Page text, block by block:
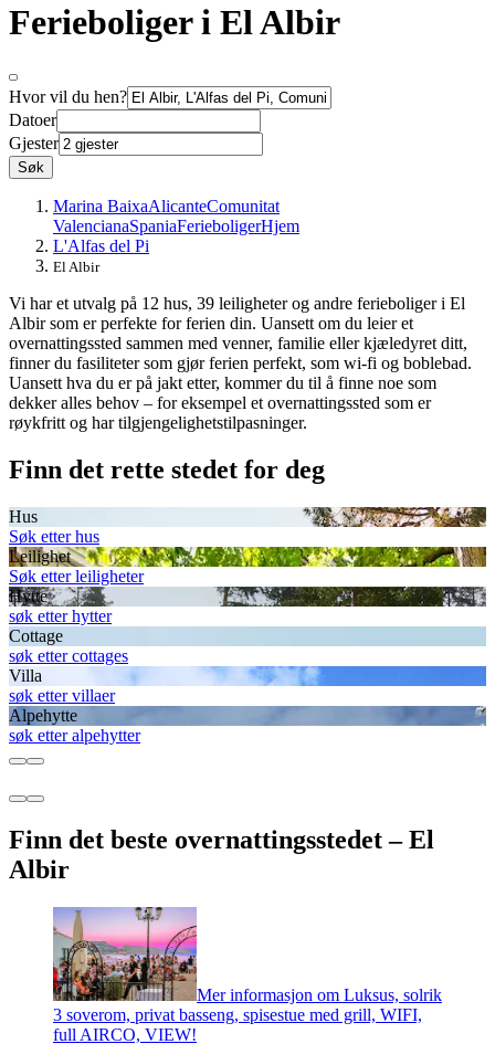
Ferieboliger i El Albir
Hvor vil du hen?
Datoer
Gjester
Søk
Marina BaixaAlicanteComunitat
ValencianaSpaniaFerieboligerHjem
L'Alfas del Pi
El Albir
Vi har et utvalg på 12 hus, 39 leiligheter og andre ferieboliger i El
Albir som er perfekte for ferien din. Uansett om du leier et
overnattingssted sammen med venner, familie eller kjæledyret ditt,
finner du fasiliteter som gjør ferien perfekt, som wi-fi og boblebad.
Uansett hva du er på jakt etter, kommer du til å finne noe som
dekker alles behov – for eksempel et overnattingssted som er
røykfritt og har tilgjengelighetstilpasninger.
Finn det rette stedet for deg
Hus
Søk etter hus
Leilighet
Søk etter leiligheter
Hytte
søk etter hytter
Cottage
søk etter cottages
Villa
søk etter villaer
Alpehytte
søk etter alpehytter
Finn det beste overnattingsstedet – El
Albir
Mer informasjon om Luksus, solrik
3 soverom, privat basseng, spisestue med grill, WIFI,
full AIRCO, VIEW!